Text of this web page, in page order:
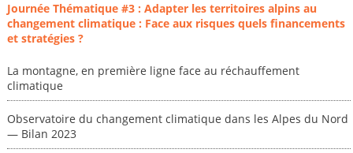
Journée Thématique #3 : Adapter les territoires alpins au
changement climatique : Face aux risques quels financements
et stratégies ?
La montagne, en première ligne face au réchauffement
climatique
Observatoire du changement climatique dans les Alpes du Nord
— Bilan 2023